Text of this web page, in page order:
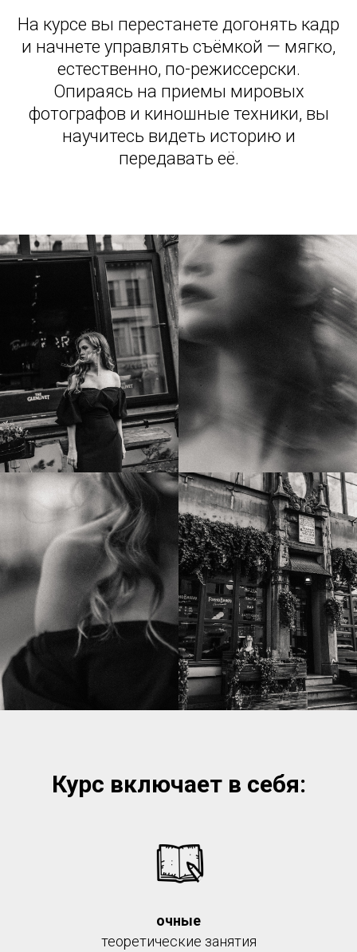
На курсе вы перестанете догонять кадр
и начнете управлять съёмкой — мягко,
естественно, по-режиссерски.
Опираясь на приемы мировых
фотографов и киношные техники, вы
научитесь видеть историю и
передавать её.
Курс включает в себя:
очные
теоретические занятия